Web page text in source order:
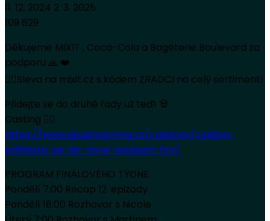
11. 12. 2024 2. 3. 2025
109 629
Děkujeme MIXIT , Coca-Cola a Bageterie Boulevard za
podporu 🙏 ❤️
👉🏻Sleva na mixit.cz s kódem ZRADCI na celý sortiment!
Přidejte se do druhé řady už teď! 💀
Casting 👉🏻
https://www.skupinaprima.cz/castingy/casting-
prihlaste-se-do-nove-soutezni-hry/
PROGRAM FINÁLOVÉHO TÝDNE:
Pondělí 7:00 Recap 12. epizody
Pondělí 18:00 Rozhovor s Nicole